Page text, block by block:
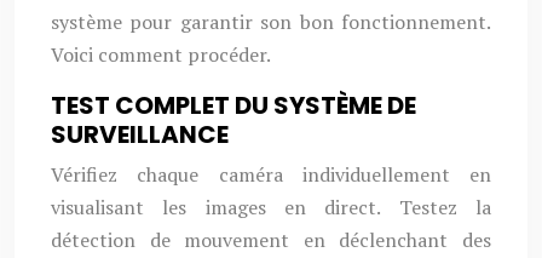
système pour garantir son bon fonctionnement.
Voici comment procéder.
TEST COMPLET DU SYSTÈME DE
SURVEILLANCE
Vérifiez chaque caméra individuellement en
visualisant les images en direct. Testez la
détection de mouvement en déclenchant des